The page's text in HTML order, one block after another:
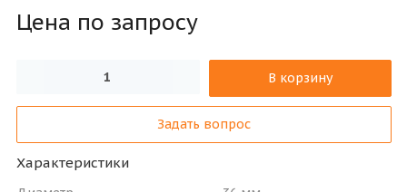
Цена по запросу
В корзину
Задать вопрос
Характеристики